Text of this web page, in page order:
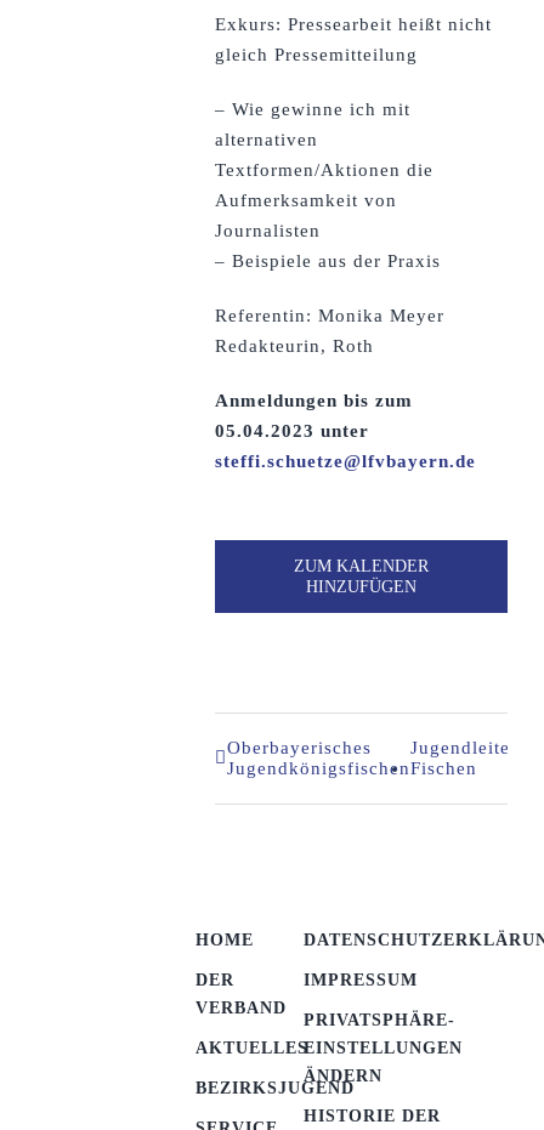
Exkurs: Pressearbeit heißt nicht
gleich Pressemitteilung
– Wie gewinne ich mit
alternativen
Textformen/Aktionen die
Aufmerksamkeit von
Journalisten
– Beispiele aus der Praxis
Referentin: Monika Meyer
Redakteurin, Roth
Anmeldungen bis zum
05.04.2023 unter
steffi.schuetze@lfvbayern.de
ZUM KALENDER
HINZUFÜGEN
Oberbayerisches
Jugendkönigsfischen
Jugendleiter-
Fischen
HOME
DER
VERBAND
AKTUELLES
BEZIRKSJUGEND
IMPRESSUM
PRIVATSPHÄRE-
EINSTELLUNGEN
ÄNDERN
HISTORIE DER